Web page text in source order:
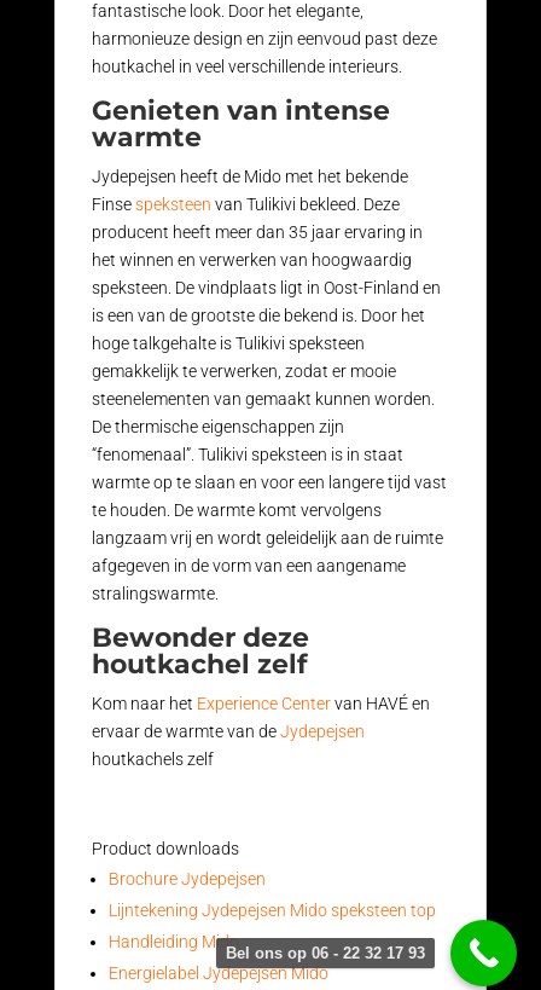
fantastische look. Door het elegante,
harmonieuze design en zijn eenvoud past deze
houtkachel in veel verschillende interieurs.
Genieten van intense
warmte
Jydepejsen heeft de Mido met het bekende
Finsespeksteen van Tulikivi bekleed. Deze
producent heeft meer dan 35 jaar ervaring in
het winnen en verwerken van hoogwaardig
speksteen. De vindplaats ligt in Oost-Finland en
is een van de grootste die bekend is. Door het
hoge talkgehalte is Tulikivi speksteen
gemakkelijk te verwerken, zodat er mooie
steenelementen van gemaakt kunnen worden.
De thermische eigenschappen zijn
“fenomenaal”. Tulikivi speksteen is in staat
warmte op te slaan en voor een langere tijd vast
te houden. De warmte komt vervolgens
langzaam vrij en wordt geleidelijk aan de ruimte
afgegeven in de vorm van een aangename
stralingswarmte.
Bewonder deze
houtkachel zelf
Kom naar het Experience Centervan HAVÉ en
ervaar de warmte van deJydepejsen
houtkachels zelf
Product downloads
Brochure Jydepejsen
Lijntekening Jydepejsen Mido speksteen top
Handleiding Mido
Energielabel Jydepejsen Mido
Bel ons op 06 - 22 32 17 93